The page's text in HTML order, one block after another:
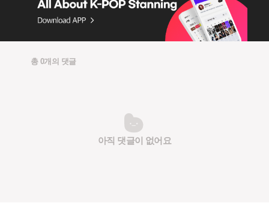
총 0개의 댓글
아직 댓글이 없어요